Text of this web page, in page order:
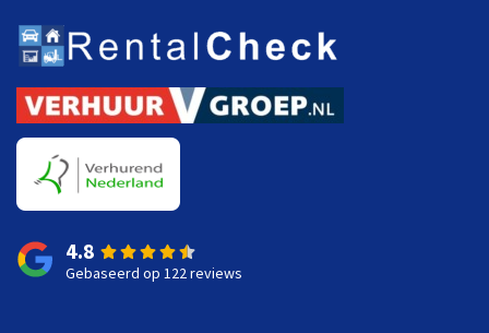
4.8
Gebaseerd op 122 reviews